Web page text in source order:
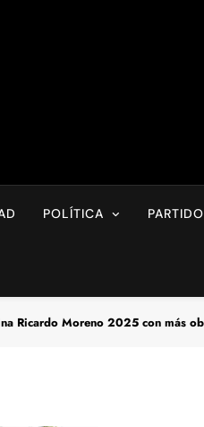
POLÍTICA
Ricardo Moreno 2025 con más